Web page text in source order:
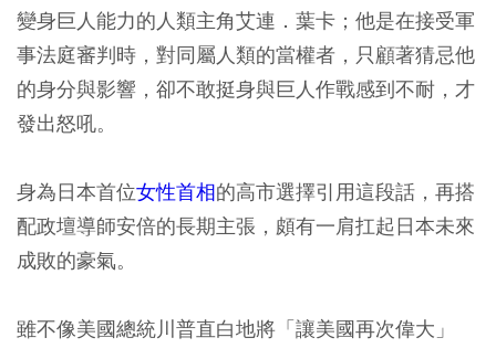
變身巨人能力的人類主角艾連．葉卡；他是在接受軍
事法庭審判時，對同屬人類的當權者，只顧著猜忌他
的身分與影響，卻不敢挺身與巨人作戰感到不耐，才
發出怒吼。
身為日本首位女性首相的高市選擇引用這段話，再搭
配政壇導師安倍的長期主張，頗有一肩扛起日本未來
成敗的豪氣。
雖不像美國總統川普直白地將「讓美國再次偉大」